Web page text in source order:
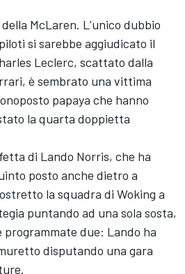
McLaren. L’unico dubbio
si sarebbe aggiudicato il
Leclerc, scattato dalla
è sembrato una vittima
papaya che hanno
la quarta doppietta
di Lando Norris, che ha
posto anche dietro a
la squadra di Woking a
puntando ad una sola sosta,
due: Lando ha
disputando una gara